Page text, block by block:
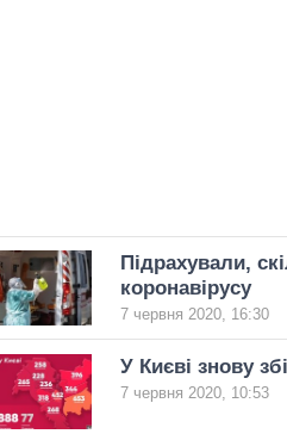
Підрахували,
коронавірусу
7 червня 2020, 16:30
У Києві знову
7 червня 2020, 10:53